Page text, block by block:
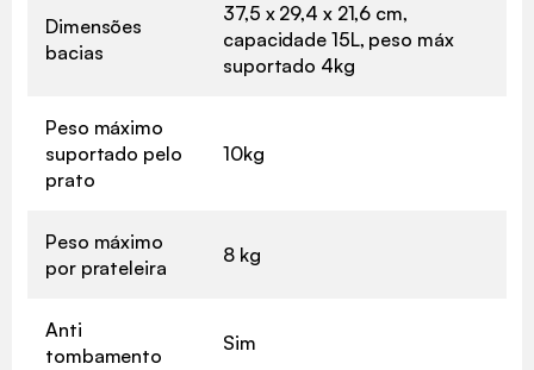
Dimensões
bacias
37,5 x 29,4 x 21,6 cm,
capacidade 15L, peso máx
suportado 4kg
Peso máximo
suportado pelo
prato
10kg
Peso máximo
por prateleira
8 kg
Anti
tombamento
Sim